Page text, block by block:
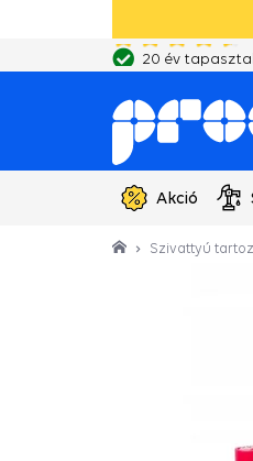
20 év
Akció
Szivattyú